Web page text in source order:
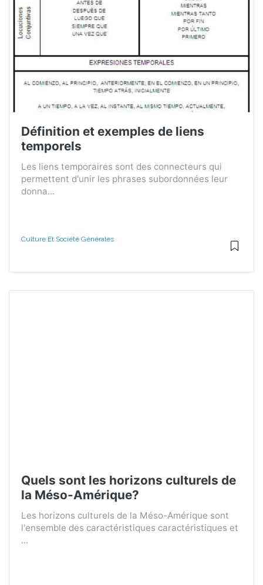
Définition et exemples de liens
temporels
Les liens temporaires sont des connecteurs qui
permettent d'unir les phrases subordonnées leur
donna...
Culture Et Société Générales
Quels sont les horizons culturels de
la Méso-Amérique?
Les horizons culturels de la Méso-Amérique sont
l'ensemble des caractéristiques caractéristiques et
...